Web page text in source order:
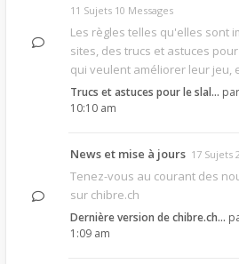
11 Sujets 10 Messages
Les règles telles qu'elles sont
sites, des trucs et astuces
qui veulent améliorer leur jeu,
Trucs et astuces pour le slal… par
10:10 am
News et mise à jours 17 Sujets
Tenez-vous au courant des
sur chibre.ch
Dernière version de chibre.ch…
1:09 am